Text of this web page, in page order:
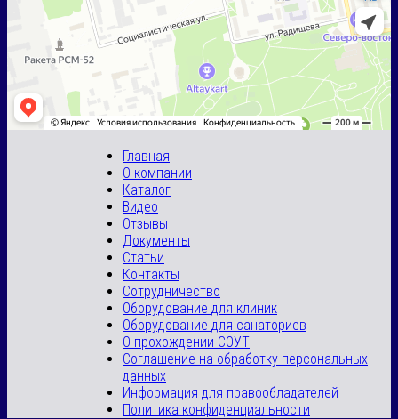
Главная
О компании
Каталог
Видео
Отзывы
Документы
Статьи
Контакты
Сотрудничество
Оборудование для клиник
Оборудование для санаториев
О прохождении СОУТ
Соглашение на обработку персональных
данных
Информация для правообладателей
Политика конфиденциальности